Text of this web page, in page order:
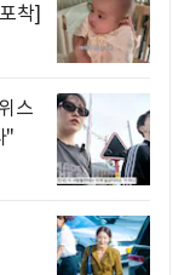
착]
스
"